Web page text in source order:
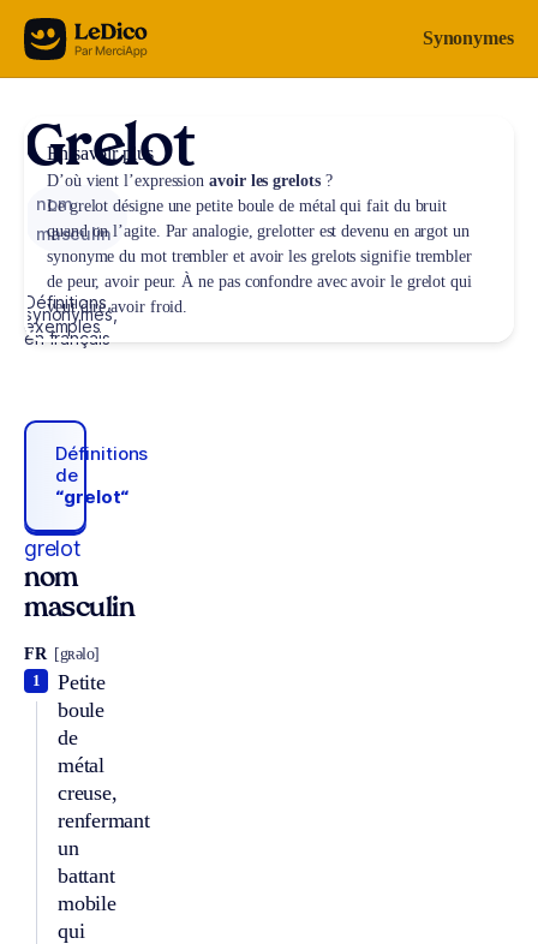
Aller au contenu Synonymes
Grelot
nom
masculin
Définitions,
synonymes,
exemples
en français
Définitions
de
“grelot“
grelot
nom
masculin
FR [gʀəlo]
Petite
boule
de
métal
creuse,
renfermant
un
battant
mobile
qui
1
En savoir plus
D’où vient l’expressionavoir les grelots?
Le grelot désigne une petite boule de métal qui fait du bruit
quand on l’agite. Par analogie, grelotter est devenu en argot un
synonyme du mot trembler et avoir les grelots signifie trembler
de peur, avoir peur. À ne pas confondre avecavoir le grelotqui
veut dire avoir froid.